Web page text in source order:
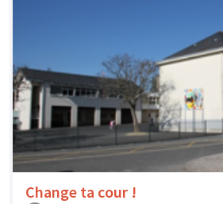
Change ta cour !